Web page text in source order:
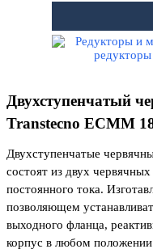
Перейти к контенту
Двухступенчатый
Transtecno ECMM
Двухступенчатые
состоят из двух
постоянного тока.
позволяющем
выходного фланца,
корпус в любом положении